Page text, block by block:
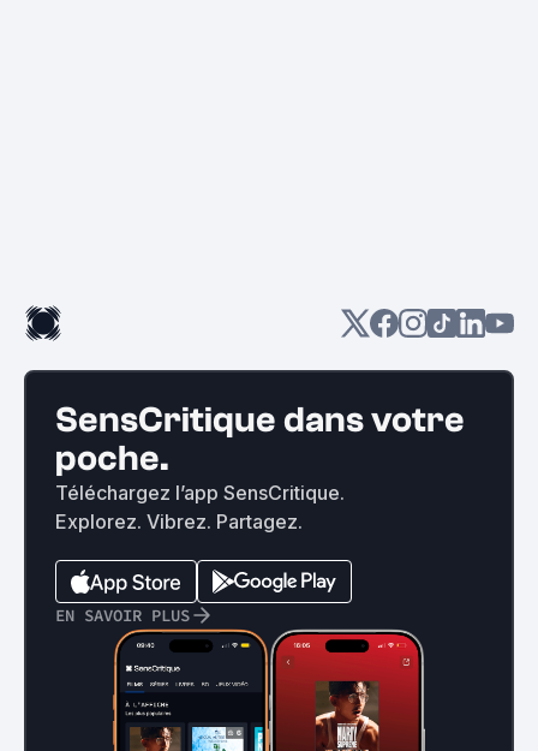
SensCritique dans votre
poche.
Téléchargez l’app SensCritique.
Explorez. Vibrez. Partagez.
EN SAVOIR PLUS